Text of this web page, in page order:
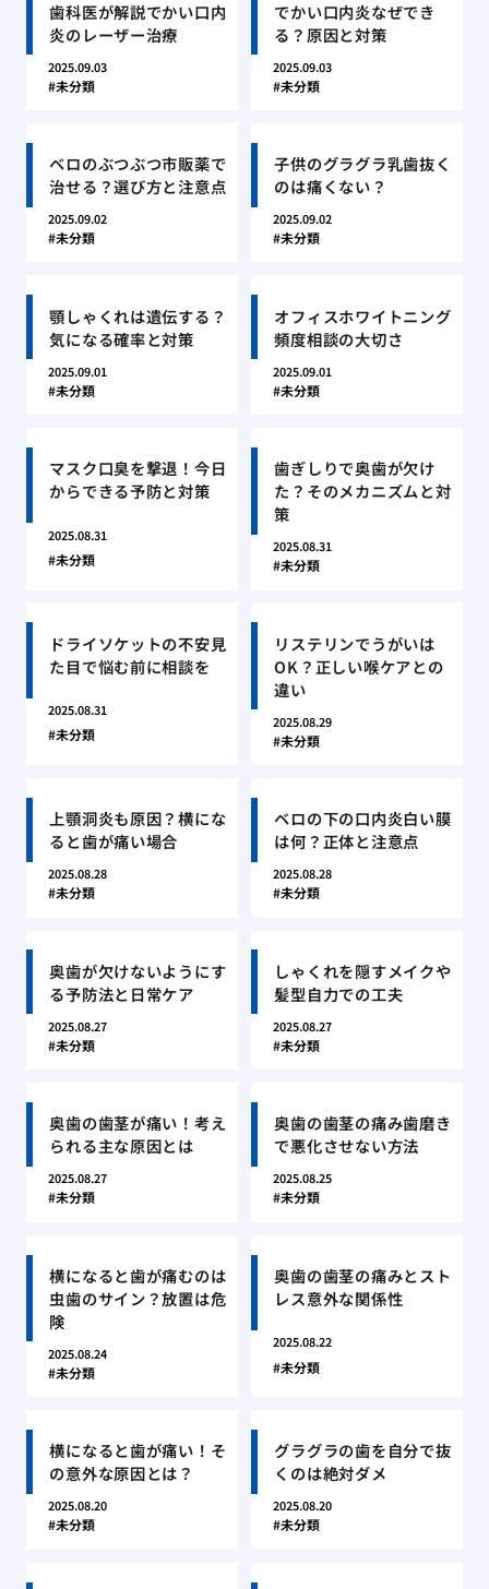
歯科医が解説でかい口内
炎のレーザー治療
2025.09.03
未分類
でかい口内炎なぜでき
る？原因と対策
2025.09.03
未分類
ベロのぶつぶつ市販薬で
治せる？選び方と注意点
2025.09.02
未分類
子供のグラグラ乳歯抜く
のは痛くない？
2025.09.02
未分類
顎しゃくれは遺伝する？
気になる確率と対策
2025.09.01
未分類
オフィスホワイトニング
頻度相談の大切さ
2025.09.01
未分類
マスク口臭を撃退！今日
からできる予防と対策
2025.08.31
未分類
歯ぎしりで奥歯が欠け
た？そのメカニズムと対
策
2025.08.31
未分類
ドライソケットの不安見
た目で悩む前に相談を
2025.08.31
未分類
リステリンでうがいは
OK？正しい喉ケアとの
違い
2025.08.29
未分類
上顎洞炎も原因？横にな
ると歯が痛い場合
2025.08.28
未分類
ベロの下の口内炎白い膜
は何？正体と注意点
2025.08.28
未分類
奥歯が欠けないようにす
る予防法と日常ケア
2025.08.27
未分類
しゃくれを隠すメイクや
髪型自力での工夫
2025.08.27
未分類
奥歯の歯茎が痛い！考え
られる主な原因とは
2025.08.27
未分類
奥歯の歯茎の痛み歯磨き
で悪化させない方法
2025.08.25
未分類
横になると歯が痛むのは
虫歯のサイン？放置は危
険
2025.08.24
未分類
奥歯の歯茎の痛みとスト
レス意外な関係性
2025.08.22
未分類
横になると歯が痛い！そ
の意外な原因とは？
2025.08.20
未分類
グラグラの歯を自分で抜
くのは絶対ダメ
2025.08.20
未分類